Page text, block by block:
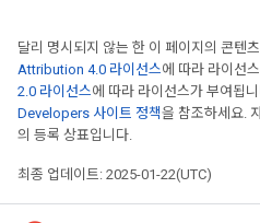
달리 명시되지 않는 한 이 페이지의 콘텐
Attribution 4.0 라이선스에 따라 라이선
2.0 라이선스에 따라 라이선스가 부여됩
Developers 사이트 정책을 참조하세요.
의 등록 상표입니다.
최종 업데이트: 2025-01-22(UTC)